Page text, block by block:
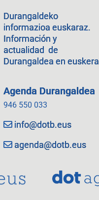
Durangaldeko
informazioa euskaraz.
Información y
actualidad de
Durangaldea en euskera
Agenda Durangaldea
946 550 033
info@dotb.eus
agenda@dotb.eus